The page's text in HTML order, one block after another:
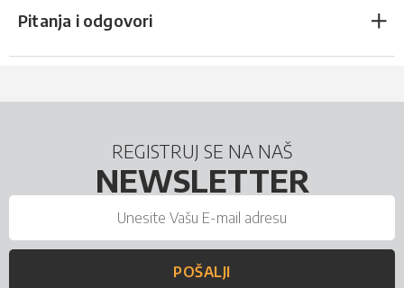
Pitanja i odgovori
REGISTRUJ SE NA NAŠ
NEWSLETTER
POŠALJI